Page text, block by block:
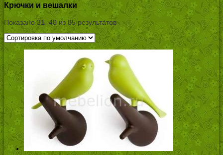
Крючки и вешалки
Показано 31–40 из 85 результатов